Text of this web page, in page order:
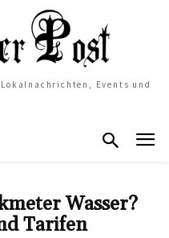
Events und
Wasser?
Tarifen